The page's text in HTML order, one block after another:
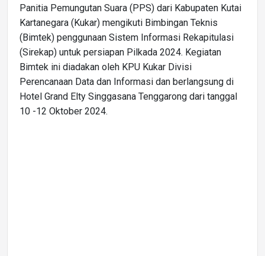
Panitia Pemungutan Suara (PPS) dari Kabupaten Kutai
Kartanegara (Kukar) mengikuti Bimbingan Teknis
(Bimtek) penggunaan Sistem Informasi Rekapitulasi
(Sirekap) untuk persiapan Pilkada 2024. Kegiatan
Bimtek ini diadakan oleh KPU Kukar Divisi
Perencanaan Data dan Informasi dan berlangsung di
Hotel Grand Elty Singgasana Tenggarong dari tanggal
10 -12 Oktober 2024.